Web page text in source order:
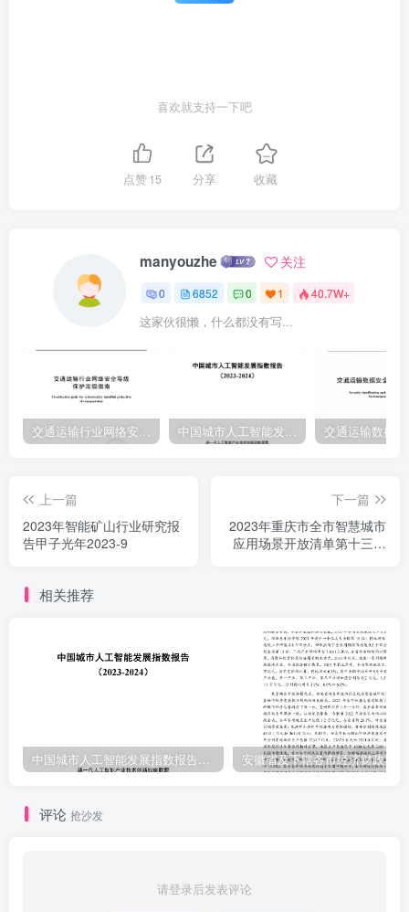
平合沙坪摸区制造企业统通过预设接口与ERP、PLM,ANDON,ESB、
车间工业环网等进行联沙坪坝区经通，实现计划管理、过程质量、数
据管理、设备管理、系统集战等功能，王老师16MOM制造运营管理系
智能排采设备及综合管理系统款件，将生产线远行与各类1750检测、
物流数据分析等设备互联互通，实现可视化、数字化运行，保证设王
老师排采数字化系统济信息委备数据采集率和运行信息上传率达到
100%65308569对制造过程中的各种信息与生产现场实时信息进行管
理，提升各生产环节沙坪坝区制造企业智能沙坪坝区经的效率和质
量，逐步突现生产过程各环节的集成和优化，突现产品快速更王老师
18制造信息化管理系统济信息委150新，大幅提高生产效率、质量稳
单元、传输网络等，沙坪坝区经王老海19化工具管理系统济信息委50
获取状态信息、传递控制指令，实现科学决策、智能设计、合理排
产，监控生产设备状态，指导生产设备高效运转65308569沙坪现区制
通试信息果统实现上、下游王老师20生产线管理系统济信息委100产
业链以及与自动化智能装各的高度集战，通过数字化工厂、数字化车
间」智能化生产线的无缝集成，实现信息互连、内外互连、虚拟互连
喜欢就支持一下吧
点赞15 分享 收藏
manyouzhe 关注
0 6852 0 1 40.7W+
这家伙很懒，什么都没有写...
上一篇
2023年智能矿山行业研究报
告甲子光年2023-9
下一篇
2023年重庆市全市智慧城市
应用场景开放清单第十三批
相关推荐
评论 抢沙发
请登录后发表评论